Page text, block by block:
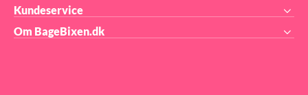
Kundeservice
Om BageBixen.dk